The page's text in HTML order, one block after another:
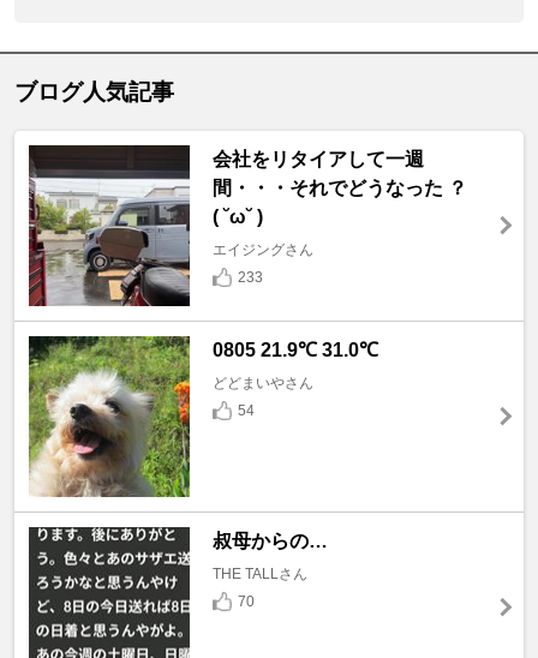
ブログ人気記事
会社をリタイアして一週
間・・・それでどうなった ？
( ˘ω˘ )
エイジングさん
233
0805 21.9℃ 31.0℃
どどまいやさん
54
叔母からの…
THE TALLさん
70